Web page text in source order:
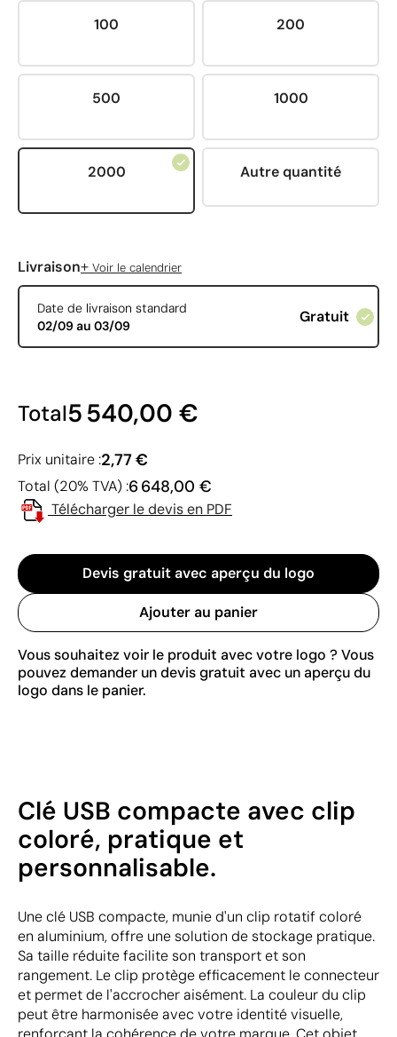
100 200
500 1000
2000 Autre quantité
Livraison+ Voir le calendrier
Date de livraison standard
02/09 au 03/09
Gratuit
Total5 540,00 €
Prix unitaire :2,77 €
Total (20% TVA) :6 648,00 €
Télécharger le devis en PDF
Devis gratuit avec aperçu du logo
Ajouter au panier
Vous souhaitez voir le produit avec votre logo ? Vous
pouvez demander un devis gratuit avec un aperçu du
logo dans le panier.
Clé USB compacte avec clip
coloré, pratique et
personnalisable.
Une clé USB compacte, munie d'un clip rotatif coloré
en aluminium, offre une solution de stockage pratique.
Sa taille réduite facilite son transport et son
rangement. Le clip protège efficacement le connecteur
et permet de l'accrocher aisément. La couleur du clip
peut être harmonisée avec votre identité visuelle,